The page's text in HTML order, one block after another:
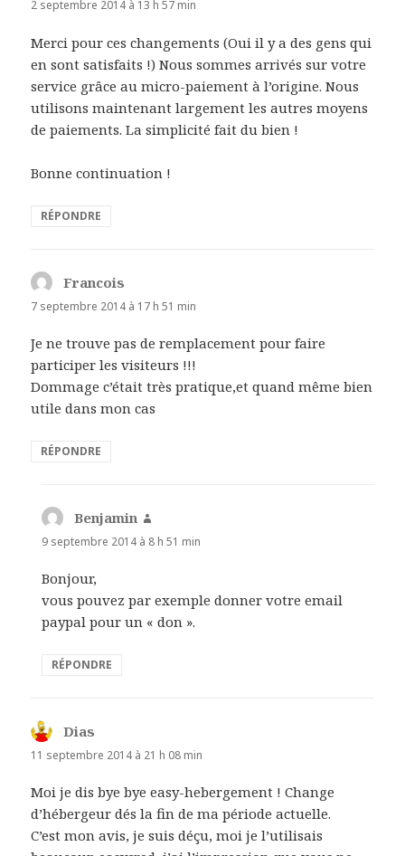
2 septembre 2014 à 13 h 57 min
Merci pour ces changements (Oui il y a des gens qui
en sont satisfaits !) Nous sommes arrivés sur votre
service grâce au micro-paiement à l’origine. Nous
utilisons maintenant largement les autres moyens
de paiements. La simplicité fait du bien !
Bonne continuation !
RÉPONDRE
Francois
7 septembre 2014 à 17 h 51 min
Je ne trouve pas de remplacement pour faire
participer les visiteurs !!!
Dommage c’était très pratique,et quand même bien
utile dans mon cas
RÉPONDRE
Benjamin
9 septembre 2014 à 8 h 51 min
Bonjour,
vous pouvez par exemple donner votre email
paypal pour un « don ».
RÉPONDRE
Dias
11 septembre 2014 à 21 h 08 min
Moi je dis bye bye easy-hebergement ! Change
d’hébergeur dés la fin de ma période actuelle.
C’est mon avis, je suis déçu, moi je l’utilisais